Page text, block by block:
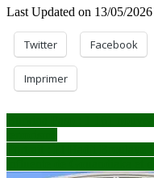
Last Updated on 13/05/
Twitter Facebook
Imprimer
Navigation
de
l’article